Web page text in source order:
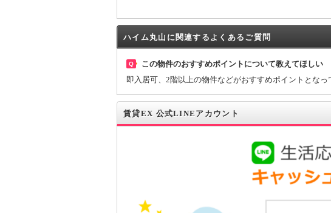
ハイム丸山に関連するよくあるご質問
Q
この物件のおすすめポイントについて教えてほしい
即入居可、2階以上の物件などがおすすめポイントとな
賃貸EX 公式LINEアカウント